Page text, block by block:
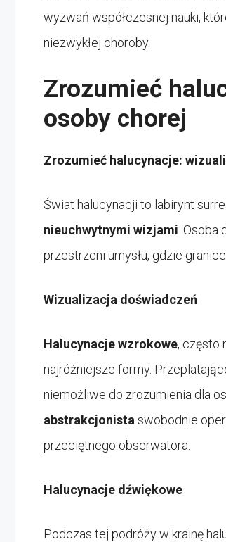
wyzwań współczesnej nauki,
niezwykłej choroby.
Zrozumieć
osoby chorej
Zrozumieć halucynacje:
Świat halucynacji to labirynt
nieuchwytnymi wizjami .
przestrzeni umysłu, gdzie
Wizualizacja doświadczeń
Halucynacje wzrokowe, często
najróżniejsze formy.
niemożliwe do zrozumienia dla
abstrakcjonista swobodnie
przeciętnego obserwatora.
Halucynacje dźwiękowe
Podczas tej podróży w krainę